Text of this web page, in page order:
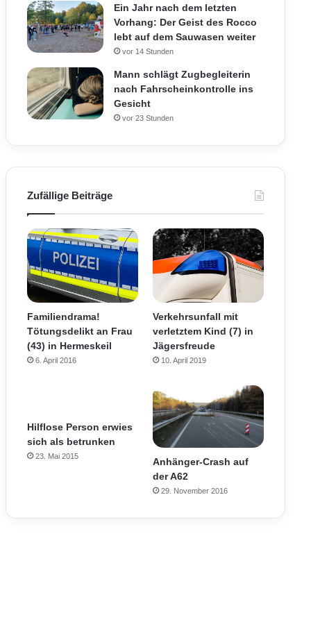
Ein Jahr nach dem letzten
Vorhang: Der Geist des Rocco
lebt auf dem Sauwasen weiter
vor 14 Stunden
Mann schlägt Zugbegleiterin
nach Fahrscheinkontrolle ins
Gesicht
vor 23 Stunden
Zufällige Beiträge
Familiendrama!
Tötungsdelikt an Frau
(43) in Hermeskeil
6. April 2016
Verkehrsunfall mit
verletztem Kind (7) in
Jägersfreude
10. April 2019
Hilflose Person erwies
sich als betrunken
23. Mai 2015
Anhänger-Crash auf
der A62
29. November 2016